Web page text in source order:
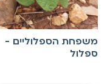
משפחת הספלוליים -
ספלול